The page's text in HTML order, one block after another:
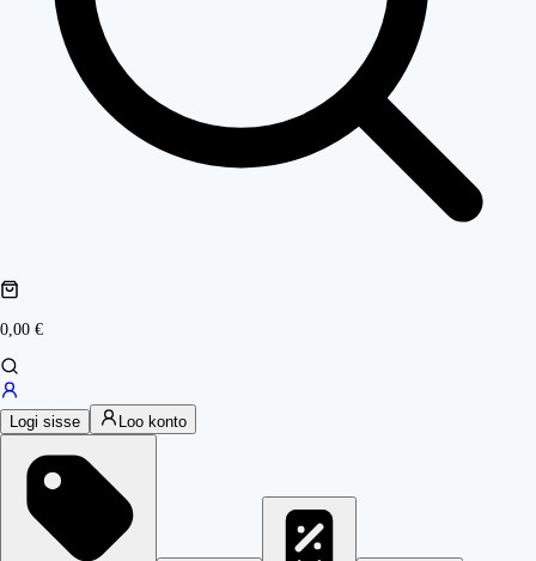
0,00 €
Logi sisse Loo konto